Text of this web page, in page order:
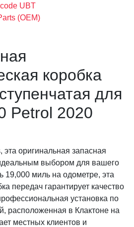
UBT
(OEM)
коробка
для
Petrol 2020
оригинальная запасная
выбором для вашего
19,000 миль на одометре, эта
передач гарантирует качество
установка по
расположенная в Клактоне на
местных клиентов и